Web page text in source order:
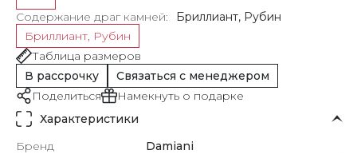
Содержание драг камней
Бриллиант, Рубин
Бриллиант, Рубин
Таблица размеров
В рассрочку
Связаться с менеджером
Поделиться
Намекнуть о подарке
Характеристики
Бренд
Damiani